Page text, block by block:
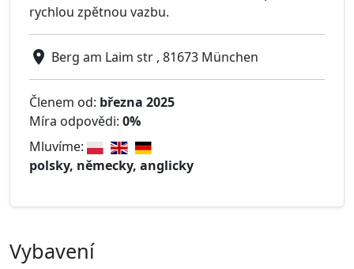
rychlou zpětnou vazbu.
Berg am Laim str , 81673 München
Členem od: března 2025
Míra odpovědi: 0%
Mluvíme:
polsky, německy, anglicky
Vybavení